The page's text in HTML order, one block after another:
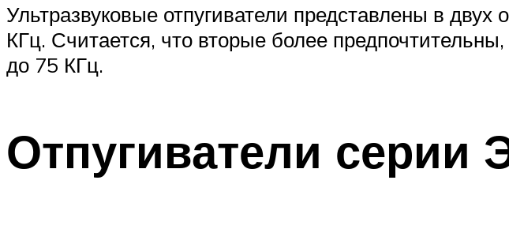
Ультразвуковые отпугиватели представлены в
КГц. Считается, что вторые более
до 75 КГц.
Отпугиватели серии